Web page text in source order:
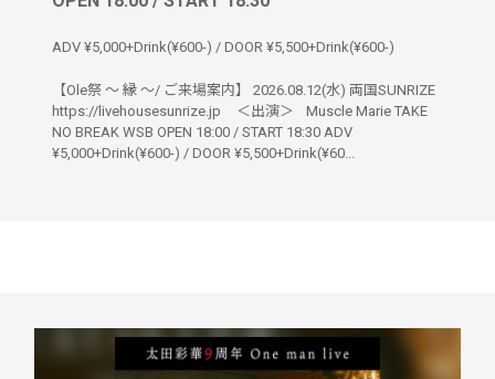
ADV ¥5,000+Drink(¥600-) / DOOR ¥5,500+Drink(¥600-)
【Ole祭 〜 縁 〜/ ご来場案内】 2026.08.12(水) 両国SUNRIZE
https://livehousesunrize.jp ＜出演＞ Muscle Marie TAKE
NO BREAK WSB OPEN 18:00 / START 18:30 ADV
¥5,000+Drink(¥600-) / DOOR ¥5,500+Drink(¥60...